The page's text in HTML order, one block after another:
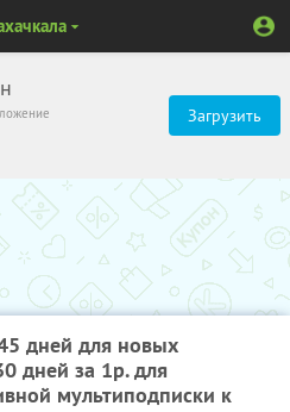
Загрузить
дней для новых
дней за 1р. для
мультиподписки к